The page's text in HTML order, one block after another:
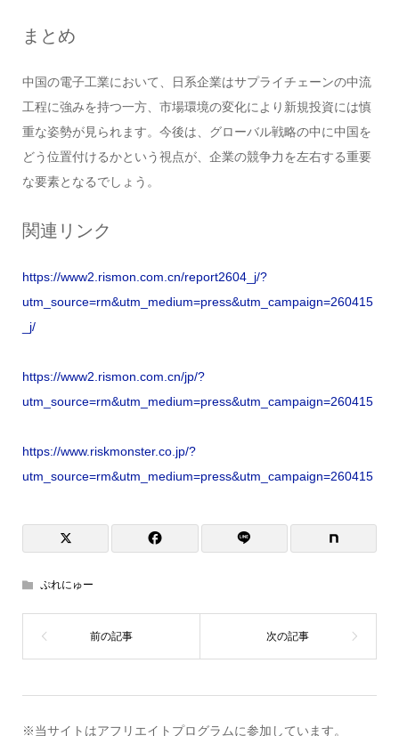
まとめ
中国の電子工業において、日系企業はサプライチェーンの中流
工程に強みを持つ一方、市場環境の変化により新規投資には慎
重な姿勢が見られます。今後は、グローバル戦略の中に中国を
どう位置付けるかという視点が、企業の競争力を左右する重要
な要素となるでしょう。
関連リンク
https://www2.rismon.com.cn/report2604_j/?
utm_source=rm&utm_medium=press&utm_campaign=260415
_j/
https://www2.rismon.com.cn/jp/?
utm_source=rm&utm_medium=press&utm_campaign=260415
https://www.riskmonster.co.jp/?
utm_source=rm&utm_medium=press&utm_campaign=260415
ぷれにゅー
※当サイトはアフリエイトプログラムに参加しています。